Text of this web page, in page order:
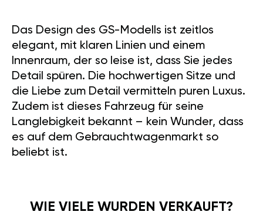
Das Design des GS-Modells ist zeitlos
elegant, mit klaren Linien und einem
Innenraum, der so leise ist, dass Sie jedes
Detail spüren. Die hochwertigen Sitze und
die Liebe zum Detail vermitteln puren Luxus.
Zudem ist dieses Fahrzeug für seine
Langlebigkeit bekannt – kein Wunder, dass
es auf dem Gebrauchtwagenmarkt so
beliebt ist.
WIE VIELE WURDEN VERKAUFT?